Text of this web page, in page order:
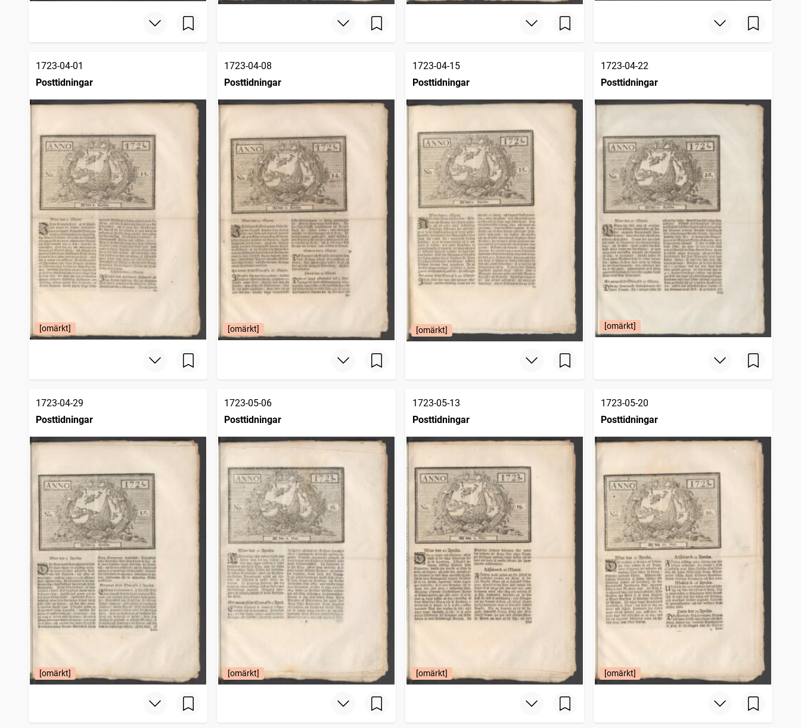
1723-04-01
Posttidningar
[omärkt]
1723-04-08
Posttidningar
[omärkt]
1723-04-15
Posttidningar
[omärkt]
1723-04-22
Posttidningar
[omärkt]
1723-04-29
Posttidningar
[omärkt]
1723-05-06
Posttidningar
[omärkt]
1723-05-13
Posttidningar
[omärkt]
1723-05-20
Posttidningar
[omärkt]